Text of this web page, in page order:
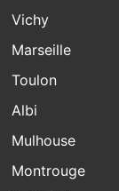
Vichy
Marseille
Toulon
Albi
Mulhouse
Montrouge